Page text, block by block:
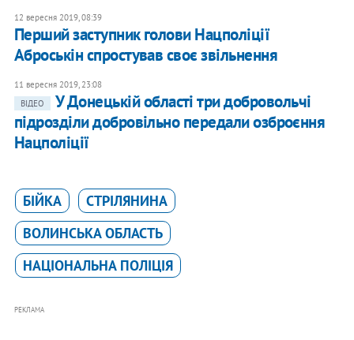
12 вересня 2019, 08:39
Перший заступник голови Нацполіції
Аброськін спростував своє звільнення
11 вересня 2019, 23:08
ВІДЕО
У Донецькій області три добровольчі
підрозділи добровільно передали озброєння
Нацполіції
БІЙКА
СТРІЛЯНИНА
ВОЛИНСЬКА ОБЛАСТЬ
НАЦІОНАЛЬНА ПОЛІЦІЯ
РЕКЛАМА